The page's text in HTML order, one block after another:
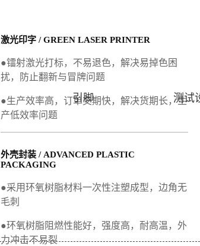
激光印字 / GREEN LASER PRINTER
●镭射激光打标，不易退色，解决易掉色困
扰，防止翻新与冒牌问题
●生产效率高，订单交期快，解决货期长，生
产低效率问题
外壳封装 / ADVANCED PLASTIC
PACKAGING
●采用环氧树脂材料一次性注塑成型，边角无
毛刺
●环氧树脂阻燃性能好，强度高，耐高温，外
力冲击不易裂
引脚 测试